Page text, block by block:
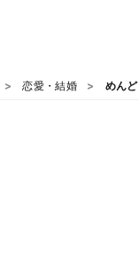
恋愛・結婚 めん